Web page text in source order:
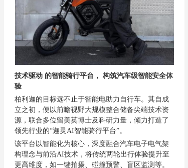
技术驱动 的智能骑行平台， 构筑汽车级智能安全体
验
柏利迦的目标远不止于智能电助力自行车。其自成
立之初，便以前瞻视野大规模整合储备尖端技术资
源，联合多位留美英博士及科研力量，倾力打造了
领先行业的“迦灵AI智能骑行平台”。
该平台以智能化为核心，深度融合汽车电子电气架
构理念与前沿AI技术，将传统两轮出行体验提升至
更高维度，如一键拍摄、碰撞预警、盲区监测等。